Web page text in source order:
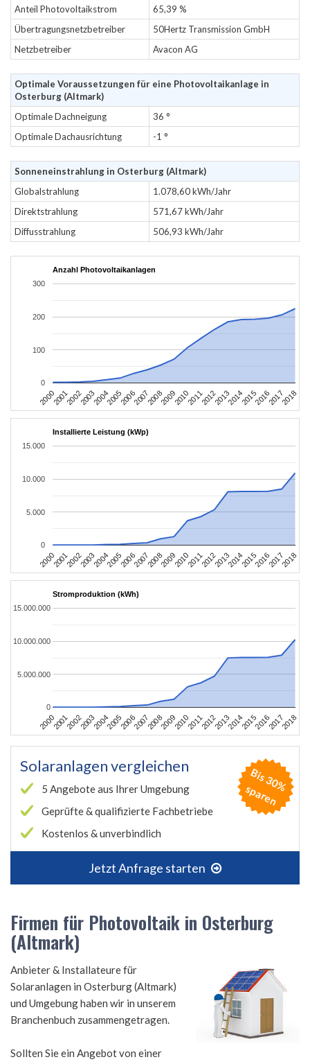
Anteil Photovoltaikstrom
65,39 %
Übertragungsnetzbetreiber
50Hertz Transmission GmbH
Netzbetreiber
Avacon AG
Optimale Voraussetzungen für eine Photovoltaikanlage in
Osterburg (Altmark)
Optimale Dachneigung
36 °
Optimale Dachausrichtung
-1 °
Sonneneinstrahlung in Osterburg (Altmark)
Globalstrahlung
1.078,60 kWh/Jahr
Direktstrahlung
571,67 kWh/Jahr
Diffusstrahlung
506,93 kWh/Jahr
Anzahl Photovoltaikanlagen
2000200120022003200420052006200720082009201020112012201320142015201620172018
0
100
200
300
Installierte Leistung (kWp)
2000200120022003200420052006200720082009201020112012201320142015201620172018
0
5.000
10.000
15.000
Stromproduktion (kWh)
2000200120022003200420052006200720082009201020112012201320142015201620172018
0
5.000.000
10.000.000
15.000.000
Solaranlagen vergleichen
5 Angebote aus Ihrer Umgebung
Geprüfte & qualifizierte Fachbetriebe
Kostenlos & unverbindlich
Jetzt Anfrage starten
B
is
3
0
%
s
p
a
r
e
n
Firmen für Photovoltaik in Osterburg
(Altmark)
Anbieter & Installateure für
Solaranlagen in Osterburg (Altmark)
und Umgebung haben wir in unserem
Branchenbuch zusammengetragen.
Sollten Sie ein Angebot von einer